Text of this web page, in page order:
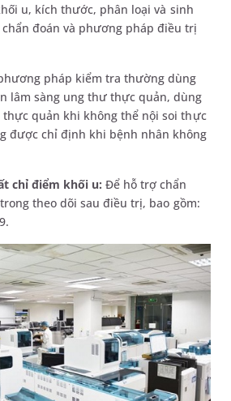
u, kích thước, phân loại và sinh
đoán và phương pháp điều trị
pháp kiểm tra thường dùng
lâm sàng ung thư thực quản, dùng
quản khi không thể nội soi thực
được chỉ định khi bệnh nhân không
chỉ điểm khối u: Để hỗ trợ chẩn
theo dõi sau điều trị, bao gồm: